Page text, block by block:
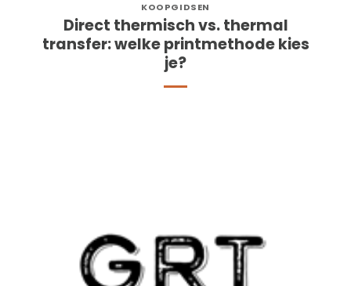
KOOPGIDSEN
Direct thermisch vs. thermal
transfer: welke printmethode kies
je?